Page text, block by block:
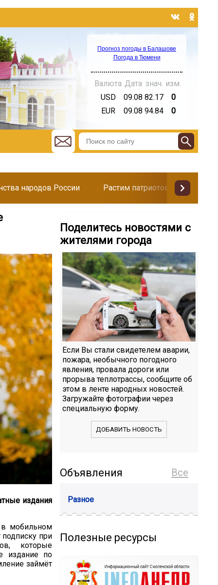
Прогноз погоды в Балашове
Погода в Тюмени
Валюта Дата знач. изм.
USD
09.08 82.17
0
EUR
09.08 94.84 0
народов России Растим патриотов
издания
мобильном
при
которые
издание по
займёт
Поделитесь новостями с
жителями города
Если Вы стали свидетелем аварии,
пожара, необычного погодного
явления, провала дороги или
прорыва теплотрассы, сообщите об
этом в ленте народных новостей.
Загружайте фотографии через
специальную форму.
ДОБАВИТЬ НОВОСТЬ
Все
Объявления
Разное
Полезные ресурсы